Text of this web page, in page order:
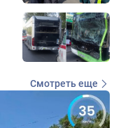
Смотреть еще